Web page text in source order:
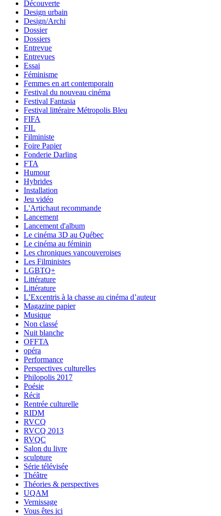
Découverte
Design urbain
Design/Archi
Dossier
Dossiers
Entrevue
Entrevues
Essai
Féminisme
Femmes en art contemporain
Festival du nouveau cinéma
Festival Fantasia
Festival littéraire Métropolis Bleu
FIFA
FIL
Filministe
Foire Papier
Fonderie Darling
FTA
Humour
Hybrides
Installation
Jeu vidéo
L'Artichaut recommande
Lancement
Lancement d'album
Le cinéma 3D au Québec
Le cinéma au féminin
Les chroniques vancouveroises
Les Filministes
LGBTQ+
Littérature
Littérature
L’Excentris à la chasse au cinéma d’auteur
Magazine papier
Musique
Non classé
Nuit blanche
OFFTA
opéra
Performance
Perspectives culturelles
Philopolis 2017
Poésie
Récit
Rentrée culturelle
RIDM
RVCQ
RVCQ 2013
RVQC
Salon du livre
sculpture
Série télévisée
Théâtre
Théories & perspectives
UQAM
Vernissage
Vous êtes ici